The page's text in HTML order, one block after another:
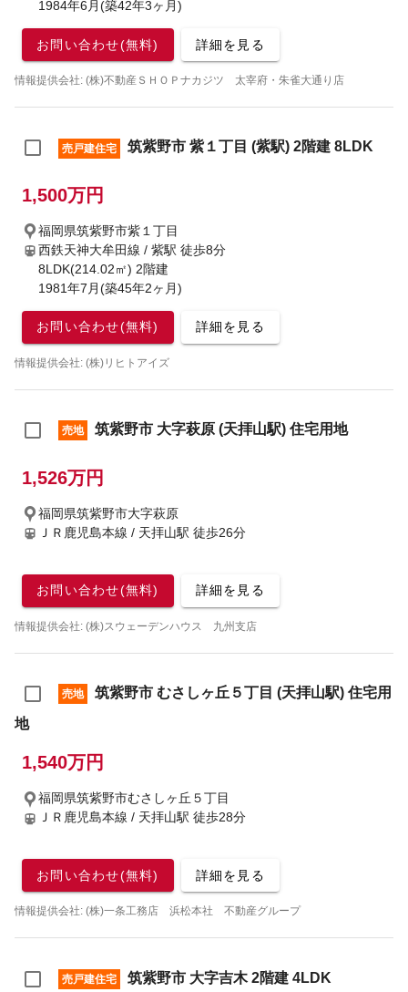
1984年6月(築42年3ヶ月)
お問い合わせ(無料) 詳細を見る
情報提供会社: (株)不動産ＳＨＯＰナカジツ 太宰府・朱雀大通り店
売戸建住宅 筑紫野市 紫１丁目 (紫駅) 2階建 8LDK
1,500万円
福岡県筑紫野市紫１丁目
西鉄天神大牟田線 / 紫駅 徒歩8分
8LDK(214.02㎡) 2階建
1981年7月(築45年2ヶ月)
お問い合わせ(無料) 詳細を見る
情報提供会社: (株)リヒトアイズ
売地 筑紫野市 大字萩原 (天拝山駅) 住宅用地
1,526万円
福岡県筑紫野市大字萩原
ＪＲ鹿児島本線 / 天拝山駅 徒歩26分
お問い合わせ(無料) 詳細を見る
情報提供会社: (株)スウェーデンハウス 九州支店
売地
筑紫野市 むさしヶ丘５丁目 (天拝山駅) 住宅用
地
1,540万円
福岡県筑紫野市むさしヶ丘５丁目
ＪＲ鹿児島本線 / 天拝山駅 徒歩28分
お問い合わせ(無料) 詳細を見る
情報提供会社: (株)一条工務店 浜松本社 不動産グループ
売戸建住宅 筑紫野市 大字吉木 2階建 4LDK